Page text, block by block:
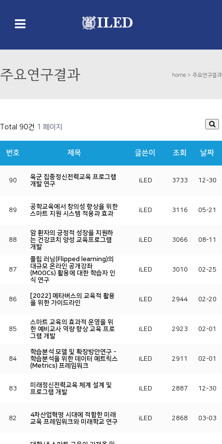
주요연구결과 home > 주요연구결과
Total 90건 1 페이지
번호 제목 글쓴이 조회 날짜
90
육군 집중정신전력교육 프로그램
개발 연구
iLED 3733 12-30
89
공학교육에서 창의성 향상을 위한
스마트 지원 시스템 적용과 효과
iLED 3116 05-21
88
암 환자의 긍정적 성장을 지원하
는 건강코치 양성 교육프로그램
개발
iLED 3066 08-11
87
플립 러닝(Flipped learning)의
대규모 온라인 공개강좌
(MOOCs) 활용에 대한 학습자 인
식 연구
iLED 3010 02-25
86
[2022] 메타버스의 교육적 활용
을 위한 가이드라인
iLED 2944 02-20
85
스마트 교육의 효과적 운영을 위
한 예비교사 역량 향상 교육 프로
그램 개발
iLED 2923 02-01
84
학습분석 모델 및 확장방안연구 -
학습분석을 위한 데이터 메트릭스
(Metrics) 프레임워크
iLED 2911 02-01
83
미래정신전력교육 체계 설계 및
프로그램 개발
iLED 2887 12-30
82
4차산업혁명 시대에 적합한 미래
교육 프레임워크와 미래학교 연구
iLED 2868 03-03